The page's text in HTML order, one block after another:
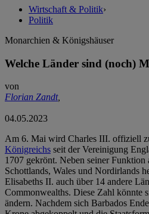
Wirtschaft & Politik›
Politik
Monarchien & Königshäuser
Welche Länder sind (noch)
von
Florian Zandt,
04.05.2023
Am 6. Mai wird Charles III. offiziell
Königreichs seit der Vereinigung
1707 gekrönt. Neben seiner Funktion
Schottlands, Wales und Nordirlands
Elisabeths II. auch über 14 andere
Commonwealths. Diese Zahl könnte
ändern. Nachdem sich Barbados